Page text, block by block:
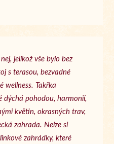
jelikož vše bylo bez
s terasou, bezvadné
wellness. Takřka
dýchá pohodou, harmonií,
květin, okrasných trav,
zahrada. Nelze si
zahrádky, které